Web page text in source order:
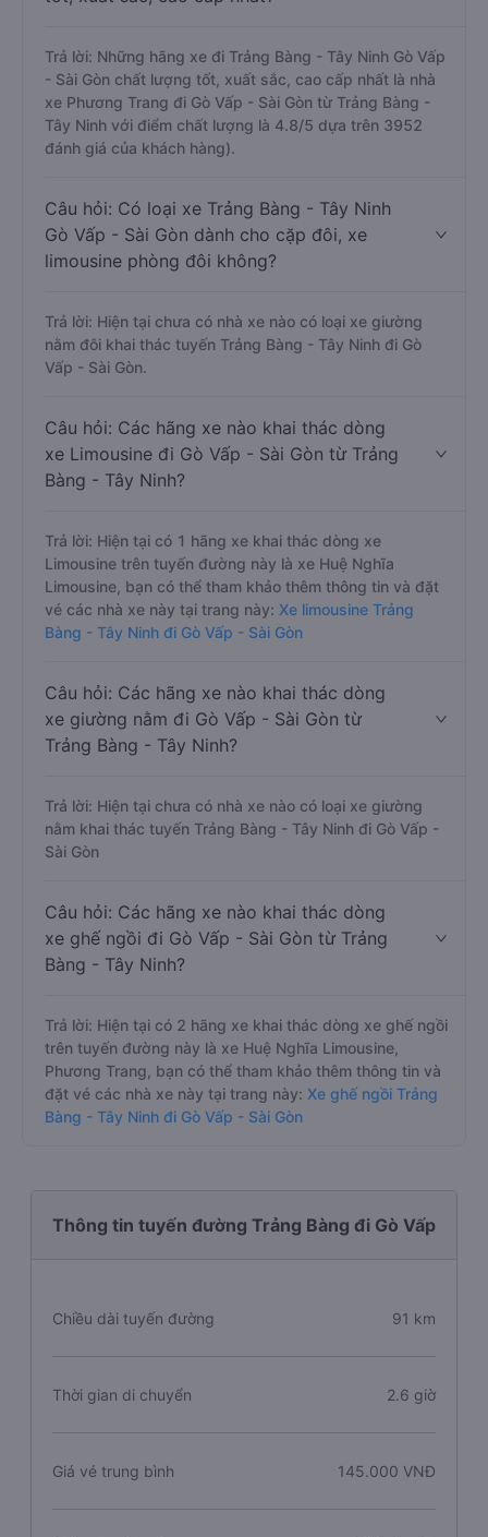
Trả lời: Những hãng xe đi Trảng Bàng - Tây Ninh Gò Vấp
- Sài Gòn chất lượng tốt, xuất sắc, cao cấp nhất là nhà
xe Phương Trang đi Gò Vấp - Sài Gòn từ Trảng Bàng -
Tây Ninh với điểm chất lượng là 4.8/5 dựa trên 3952
đánh giá của khách hàng).
Câu hỏi: Có loại xe Trảng Bàng - Tây Ninh
Gò Vấp - Sài Gòn dành cho cặp đôi, xe
limousine phòng đôi không?
Trả lời: Hiện tại chưa có nhà xe nào có loại xe giường
nằm đôi khai thác tuyến Trảng Bàng - Tây Ninh đi Gò
Vấp - Sài Gòn.
Câu hỏi: Các hãng xe nào khai thác dòng
xe Limousine đi Gò Vấp - Sài Gòn từ Trảng
Bàng - Tây Ninh?
Trả lời: Hiện tại có 1 hãng xe khai thác dòng xe
Limousine trên tuyến đường này là xe Huệ Nghĩa
Limousine, bạn có thể tham khảo thêm thông tin và đặt
vé các nhà xe này tại trang này: Xe limousine Trảng
Bàng - Tây Ninh đi Gò Vấp - Sài Gòn
Câu hỏi: Các hãng xe nào khai thác dòng
xe giường nằm đi Gò Vấp - Sài Gòn từ
Trảng Bàng - Tây Ninh?
Trả lời: Hiện tại chưa có nhà xe nào có loại xe giường
nằm khai thác tuyến Trảng Bàng - Tây Ninh đi Gò Vấp -
Sài Gòn
Câu hỏi: Các hãng xe nào khai thác dòng
xe ghế ngồi đi Gò Vấp - Sài Gòn từ Trảng
Bàng - Tây Ninh?
Trả lời: Hiện tại có 2 hãng xe khai thác dòng xe ghế ngồi
trên tuyến đường này là xe Huệ Nghĩa Limousine,
Phương Trang, bạn có thể tham khảo thêm thông tin và
đặt vé các nhà xe này tại trang này: Xe ghế ngồi Trảng
Bàng - Tây Ninh đi Gò Vấp - Sài Gòn
Thông tin tuyến đường Trảng Bàng đi Gò Vấp
Chiều dài tuyến đường 91 km
Thời gian di chuyển 2.6 giờ
Giá vé trung bình 145.000 VNĐ